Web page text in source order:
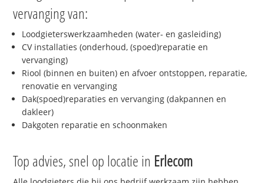
vervanging van:
Loodgieterswerkzaamheden (water- en gasleiding)
CV installaties (onderhoud, (spoed)reparatie en
vervanging)
Riool (binnen en buiten) en afvoer ontstoppen, reparatie,
renovatie en vervanging
Dak(spoed)reparaties en vervanging (dakpannen en
dakleer)
Dakgoten reparatie en schoonmaken
Top advies, snel op locatie in Erlecom